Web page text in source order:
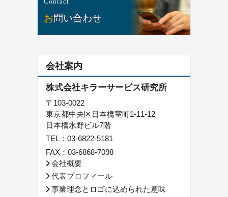
お問い合わせ
会社案内
株式会社キラーサービス研究所
〒103-0022
東京都中央区日本橋室町1-11-12
日本橋水野ビル7階
TEL： 03-6822-5181
FAX：03-6868-7098
会社概要
代表プロフィール
事業理念とロゴに込められた意味